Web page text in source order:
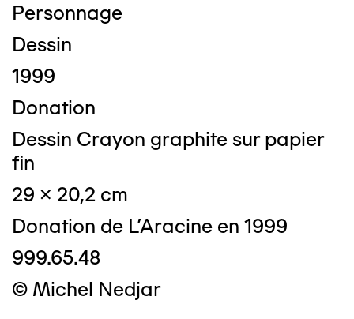
Personnage
Dessin
1999
Donation
Dessin Crayon graphite sur papier
fin
29 x 20,2 cm
Donation de L'Aracine en 1999
999.65.48
© Michel Nedjar